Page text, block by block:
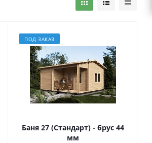
44 мм
ПОД ЗАКАЗ
Баня 27 (Стандарт) - брус 44
мм